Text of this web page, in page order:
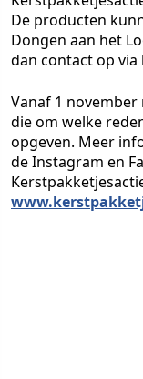
De producten
Dongen aan het
dan contact op via
Vanaf 1
die om welke
opgeven. Meer
de Instagram en